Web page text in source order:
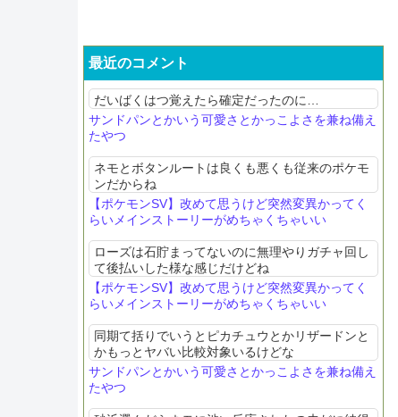
最近のコメント
だいばくはつ覚えたら確定だったのに…
サンドパンとかいう可愛さとかっこよさを兼ね備え
たやつ
ネモとボタンルートは良くも悪くも従来のポケモ
ンだからね
【ポケモンSV】改めて思うけど突然変異かってく
らいメインストーリーがめちゃくちゃいい
ローズは石貯まってないのに無理やりガチャ回し
て後払いした様な感じだけどね
【ポケモンSV】改めて思うけど突然変異かってく
らいメインストーリーがめちゃくちゃいい
同期て括りでいうとピカチュウとかリザードンと
かもっとヤバい比較対象いるけどな
サンドパンとかいう可愛さとかっこよさを兼ね備え
たやつ